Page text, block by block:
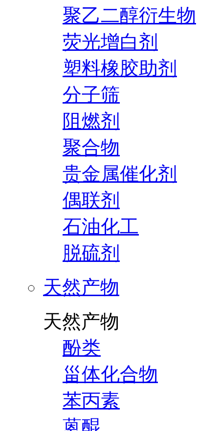
聚乙二醇衍生物
荧光增白剂
塑料橡胶助剂
分子筛
阻燃剂
聚合物
贵金属催化剂
偶联剂
石油化工
脱硫剂
天然产物
天然产物
酚类
甾体化合物
苯丙素